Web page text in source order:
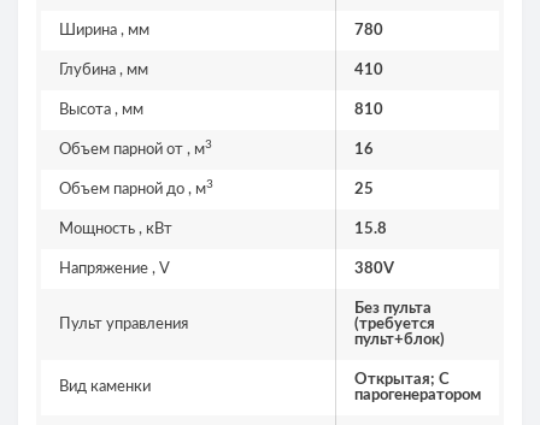
Ширина , мм 780
Глубина , мм 410
Высота , мм 810
Объем парной от , м3 16
Объем парной до , м3 25
Мощность , кВт 15.8
Напряжение , V 380V
Пульт управления
Без пульта
(требуется
пульт+блок)
Вид каменки
Открытая; С
парогенератором